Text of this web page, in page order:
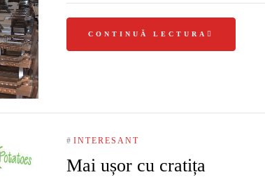
CONTINUĂ LECTURA
# INTERESANT
Mai ușor cu cratița